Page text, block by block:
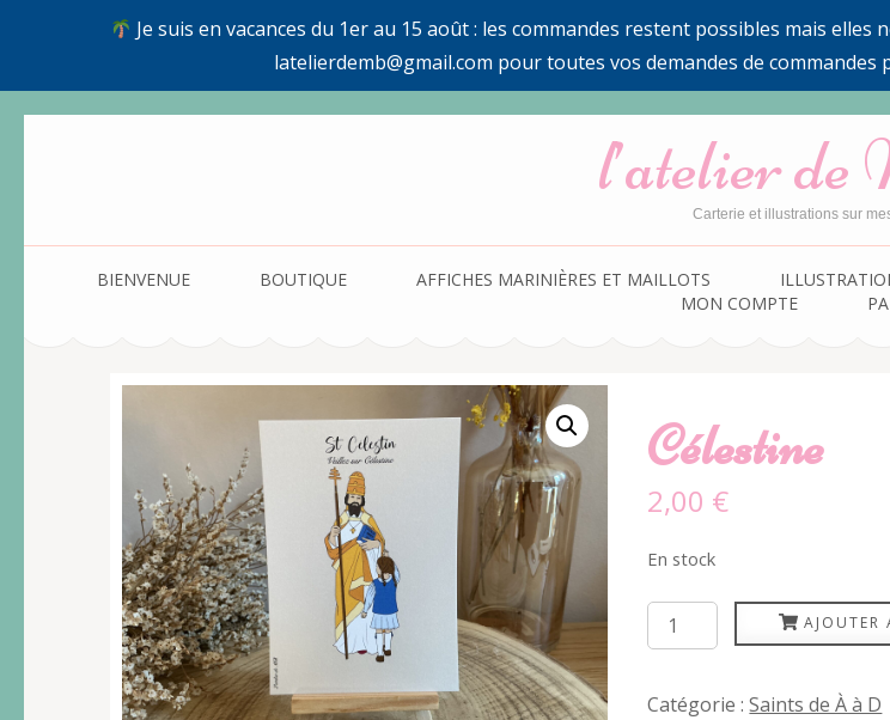
Je suis en vacances du 1er au 15 août : les commandes restent possibles mais
latelierdemb@gmail.com pour toutes vos demandes de
l’atelier
Carterie et illustrations sur
BIENVENUE BOUTIQUE AFFICHES MARINIÈRES ET MAILLOTS
MON COMPTE
Célestine
2,00 €
En stock
quantité
de
AJOUTER
Catégorie :Saints de À à D